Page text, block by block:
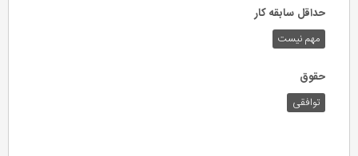
حداقل سابقه کار
مهم نیست
حقوق
توافقی